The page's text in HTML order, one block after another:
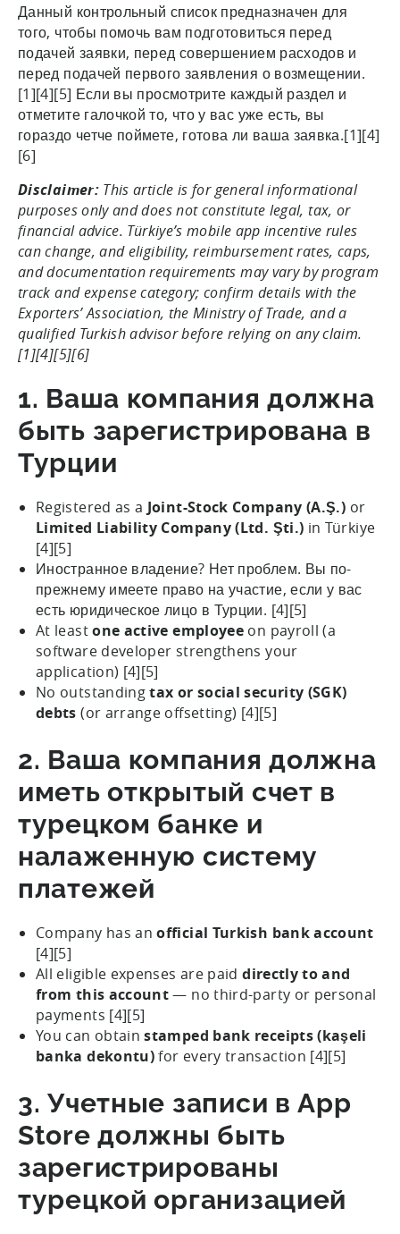
Данный контрольный список предназначен для
того, чтобы помочь вам подготовиться перед
подачей заявки, перед совершением расходов и
перед подачей первого заявления о возмещении.
[1][4][5] Если вы просмотрите каждый раздел и
отметите галочкой то, что у вас уже есть, вы
гораздо четче поймете, готова ли ваша заявка.[1][4]
[6]
Disclaimer:This article is for general informational
purposes only and does not constitute legal, tax, or
financial advice. Türkiye’s mobile app incentive rules
can change, and eligibility, reimbursement rates, caps,
and documentation requirements may vary by program
track and expense category; confirm details with the
Exporters’ Association, the Ministry of Trade, and a
qualified Turkish advisor before relying on any claim.
[1][4][5][6]
1. Ваша компания должна
быть зарегистрирована в
Турции
Registered as a Joint-Stock Company (A.Ş.) or
Limited Liability Company (Ltd. Şti.) in Türkiye
[4][5]
Иностранное владение? Нет проблем. Вы по-
прежнему имеете право на участие, если у вас
есть юридическое лицо в Турции. [4][5]
At leastone active employee on payroll (a
software developer strengthens your
application) [4][5]
No outstandingtax or social security (SGK)
debts (or arrange offsetting) [4][5]
2. Ваша компания должна
иметь открытый счет в
турецком банке и
налаженную систему
платежей
Company has anofficial Turkish bank account
[4][5]
All eligible expenses are paiddirectly to and
from this account— no third-party or personal
payments [4][5]
You can obtainstamped bank receipts (kaşeli
banka dekontu)for every transaction [4][5]
3. Учетные записи в App
Store должны быть
зарегистрированы
турецкой организацией